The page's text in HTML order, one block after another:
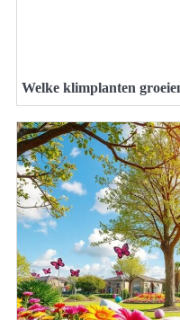
Welke klimplanten